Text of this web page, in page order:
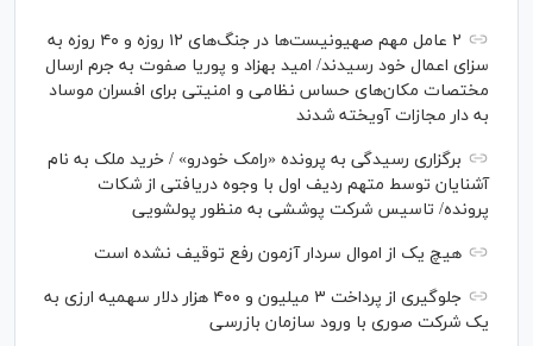
۲ عامل مهم صهیونیست‌ها در جنگ‌های ۱۲ روزه و ۴۰ روزه به
سزای اعمال خود رسیدند/ امید بهزاد و پوریا صفوت به جرم ارسال
مختصات مکان‌های حساس نظامی و امنیتی برای افسران موساد
به دار مجازات آویخته شدند
برگزاری رسیدگی به پرونده «رامک خودرو» / خرید ملک به نام
آشنایان توسط متهم ردیف اول با وجوه دریافتی از شکات
پرونده/ تاسیس شرکت پوششی به منظور پولشویی
هیچ یک از اموال سردار آزمون رفع توقیف نشده است
جلوگیری از پرداخت ۳ میلیون و ۴۰۰ هزار دلار سهمیه ارزی به
یک شرکت صوری با ورود سازمان بازرسی